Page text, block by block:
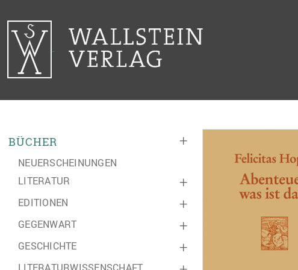
+
BÜCHER
NEUERSCHEINUNGEN
+
LITERATUR
+
EDITIONEN
+
GEGENWART
+
GESCHICHTE